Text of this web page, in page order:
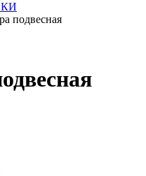
подвесная